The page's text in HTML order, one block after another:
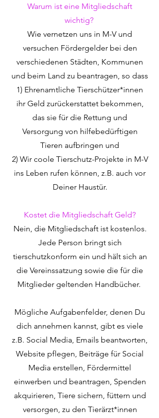
Warum ist eine Mitgliedschaft
wichtig?
Wie vernetzen uns in M-V und
versuchen Fördergelder bei den
verschiedenen Städten, Kommunen
und beim Land zu beantragen, so dass
1) Ehrenamtliche Tierschützer*innen
ihr Geld zurückerstattet bekommen,
das sie für die Rettung und
Versorgung von hilfebedürftigen
Tieren aufbringen und
2) Wir coole Tierschutz-Projekte in M-V
ins Leben rufen können, z.B. auch vor
Deiner Haustür.
Kostet die Mitgliedschaft Geld?
Nein, die Mitgliedschaft ist kostenlos.
Jede Person bringt sich
tierschutzkonform ein und hält sich an
die Vereinssatzung sowie die für die
Mitglieder geltenden Handbücher.
Mögliche Aufgabenfelder, denen Du
dich annehmen kannst, gibt es viele
z.B. Social Media, Emails beantworten,
Website pflegen, Beiträge für Social
Media erstellen, Fördermittel
einwerben und beantragen, Spenden
akquirieren, Tiere sichern, füttern und
versorgen, zu den Tierärzt*innen